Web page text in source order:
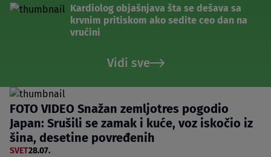
Kardiolog objašnjava šta se dešava sa
krvnim pritiskom ako sedite ceo dan na
vrućini
Vidi sve
FOTO VIDEO Snažan zemljotres pogodio
Japan: Srušili se zamak i kuće, voz iskočio iz
šina, desetine povređenih
SVET28.07.